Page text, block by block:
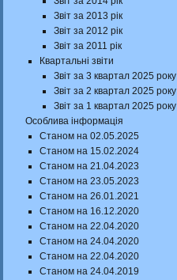
Звіт за 2013 рік
Звіт за 2012 рік
Звіт за 2011 рік
Квартальні звіти
Звіт за 3 квартал 2025 року
Звіт за 2 квартал 2025 року
Звіт за 1 квартал 2025 року
Особлива інформація
Станом на 02.05.2025
Станом на 15.02.2024
Станом на 21.04.2023
Станом на 23.05.2023
Станом на 26.01.2021
Станом на 16.12.2020
Станом на 22.04.2020
Станом на 24.04.2020
Станом на 22.04.2020
Станом на 24.04.2019